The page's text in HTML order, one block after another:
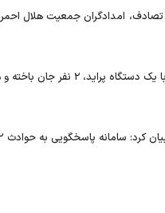
امدادگران جمعیت هلال
به گزارش هلال احمر اردبیل، وی اظهار کرد: در این حادثه